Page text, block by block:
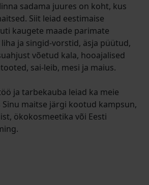
sadama juures on koht, kus
Siit leiad eestimaise
kaugete maade parimate
ja singid-vorstid, äsja püütud,
võetud kala, hooajalised
sai-leib, mesi ja maius.
ja tarbekauba leiad ka meie
maitse järgi kootud kampsun,
ökokosmeetika või Eesti